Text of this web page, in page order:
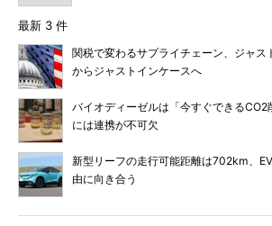
最新 3 件
関税で変わるサプライチェーン、ジャス
からジャストインケースへ
バイオディーゼルは「今すぐできるCO2
には連携が不可欠
新型リーフの走行可能距離は702km、
由に向き合う